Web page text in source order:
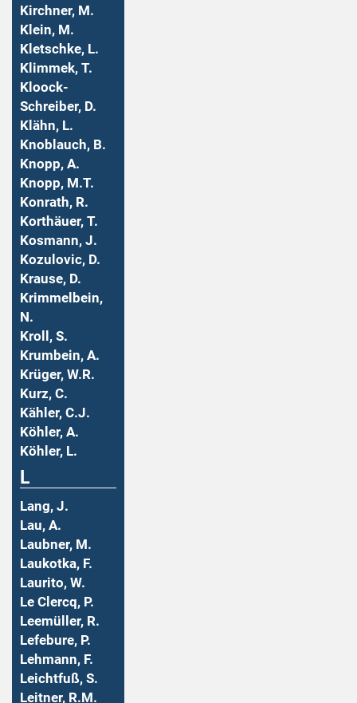
Kirchner, M.
Klein, M.
Kletschke, L.
Klimmek, T.
Kloock-
Schreiber, D.
Klähn, L.
Knoblauch, B.
Knopp, A.
Knopp, M.T.
Konrath, R.
Korthäuer, T.
Kosmann, J.
Kozulovic, D.
Krause, D.
Krimmelbein,
N.
Kroll, S.
Krumbein, A.
Krüger, W.R.
Kurz, C.
Kähler, C.J.
Köhler, A.
Köhler, L.
L
Lang, J.
Lau, A.
Laubner, M.
Laukotka, F.
Laurito, W.
Le Clercq, P.
Leemüller, R.
Lefebure, P.
Lehmann, F.
Leichtfuß, S.
Leitner, R.M.